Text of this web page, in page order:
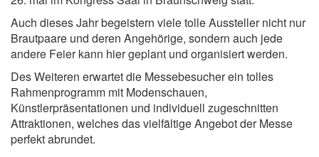
Auch dieses Jahr begeistern viele tolle Aussteller nicht nur
Brautpaare und deren Angehörige, sondern auch jede
andere Feier kann hier geplant und organisiert werden.
Des Weiteren erwartet die Messebesucher ein tolles
Rahmenprogramm mit Modenschauen,
Künstlerpräsentationen und individuell zugeschnitten
Attraktionen, welches das vielfältige Angebot der Messe
perfekt abrundet.